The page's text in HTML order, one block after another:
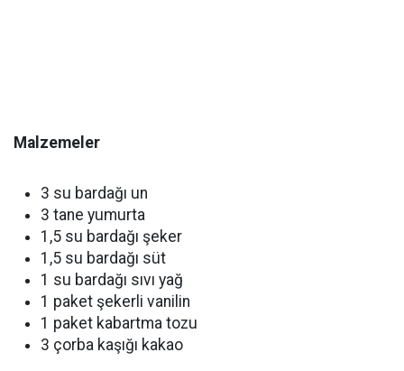
Malzemeler
3 su bardağı un
3 tane yumurta
1,5 su bardağı şeker
1,5 su bardağı süt
1 su bardağı sıvı yağ
1 paket şekerli vanilin
1 paket kabartma tozu
3 çorba kaşığı kakao